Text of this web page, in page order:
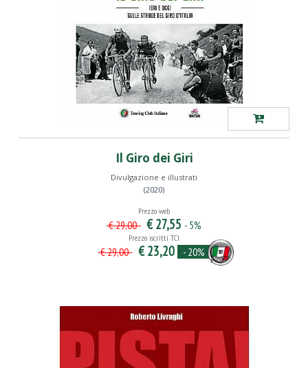
Il Giro dei Giri
Divulgazione e illustrati
(2020)
Prezzo web
€ 29,00 € 27,55 - 5%
Prezzo iscritti TCI
€ 29,00 € 23,20 - 20%